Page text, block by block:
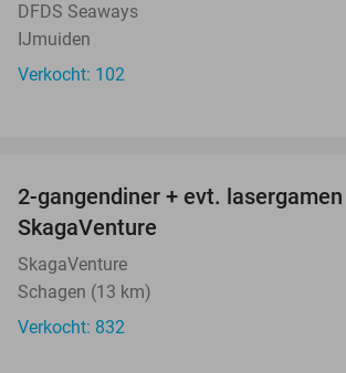
DFDS Seaways
IJmuiden
Verkocht: 102
2-gangendiner + evt.
SkagaVenture
SkagaVenture
Schagen (13 km)
Verkocht: 832